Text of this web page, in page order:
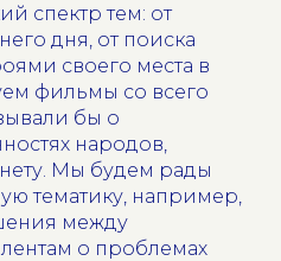
спектр тем: от
дня, от поиска
своего места в
фильмы со всего
бы о
народов,
Мы будем рады
тематику, например,
между
о проблемах